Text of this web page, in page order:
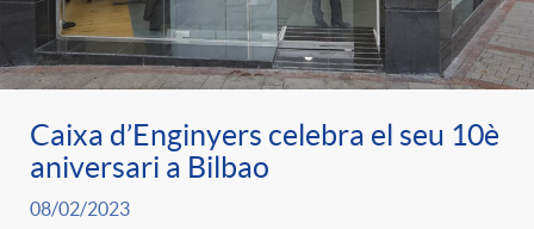
a
s
t
r
i
n
g
Caixa d’Enginyers celebra el seu 10è
aniversari a Bilbao
08/02/2023